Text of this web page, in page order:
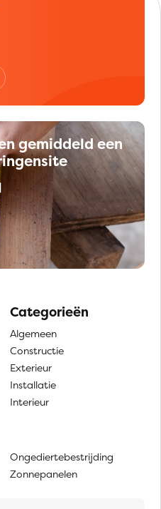
gemiddeld een
Categorieën
Algemeen
Constructie
Exterieur
Installatie
Interieur
Ongediertebestrijding
Zonnepanelen